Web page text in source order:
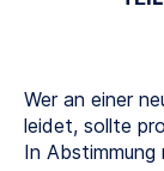
Wer an einer
leidet, sollte
In